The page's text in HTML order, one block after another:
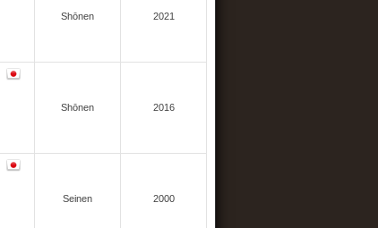
Shōnen 2021
Shōnen 2016
Seinen 2000